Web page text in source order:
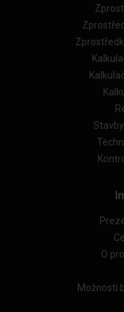
O
Možnosti